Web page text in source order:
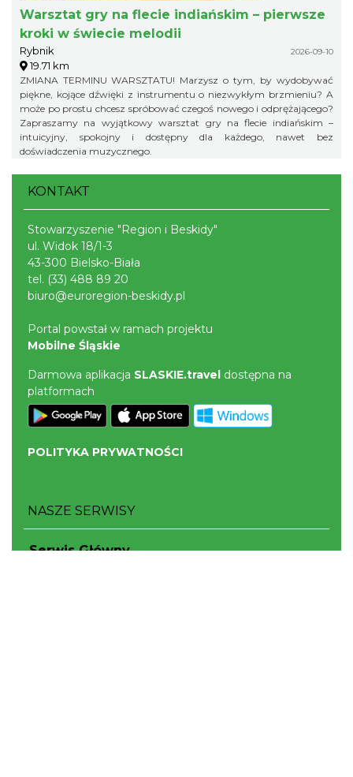
Warsztat gry na flecie indiańskim – pierwsze
kroki w świecie melodii
Rybnik 2026-09-10
19.71 km
ZMIANA TERMINU WARSZTATU! Marzysz o tym, by wydobywać
piękne, kojące dźwięki z instrumentu o niezwykłym brzmieniu? A
może po prostu chcesz spróbować czegoś nowego i odprężającego?
Zapraszamy na wyjątkowy warsztat gry na flecie indiańskim –
intuicyjny, spokojny i dostępny dla każdego, nawet bez
doświadczenia muzycznego.
KONTAKT
Stowarzyszenie "Region i Beskidy"
ul. Widok 18/1-3
43-300 Bielsko-Biała
tel. (33) 488 89 20
biuro@euroregion-beskidy.pl
Portal powstał w ramach projektu
Mobilne Śląskie
Darmowa aplikacja SLASKIE.travel dostępna na
platformach
POLITYKA PRYWATNOŚCI
NASZE SERWISY
Serwis Główny